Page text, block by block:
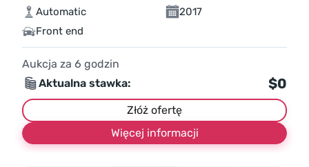
Automatic
2017
Front end
Aukcja za 6 godzin
Aktualna stawka:
$0
Złóż ofertę
Więcej informacji